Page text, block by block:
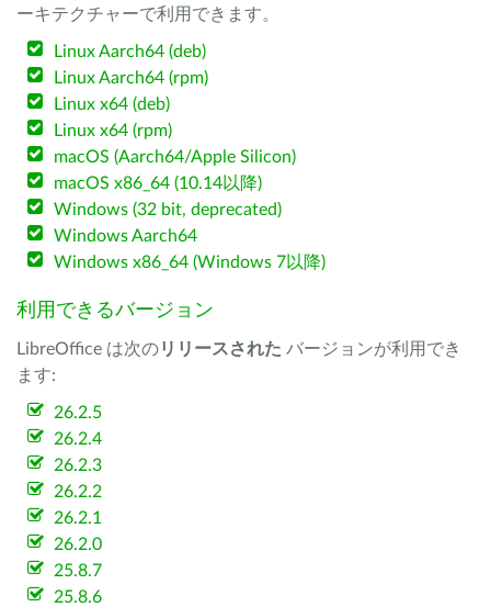
ーキテクチャーで利用できます。
Linux Aarch64 (deb)
Linux Aarch64 (rpm)
Linux x64 (deb)
Linux x64 (rpm)
macOS (Aarch64/Apple Silicon)
macOS x86_64 (10.14以降)
Windows (32 bit, deprecated)
Windows Aarch64
Windows x86_64 (Windows 7以降)
利用できるバージョン
LibreOffice は次のリリースされた バージョンが利用でき
ます:
26.2.5
26.2.4
26.2.3
26.2.2
26.2.1
26.2.0
25.8.7
25.8.6